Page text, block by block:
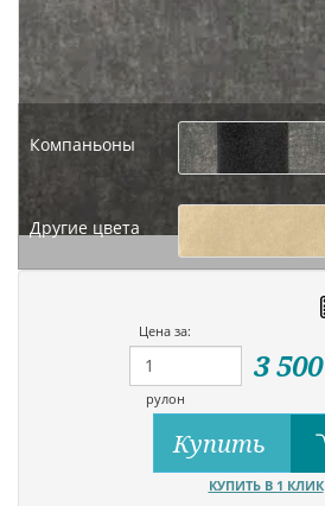
Компаньоны
Другие цвета
Цена за:
рулон
3 500
Купить
КУПИТЬ В 1 КЛИК